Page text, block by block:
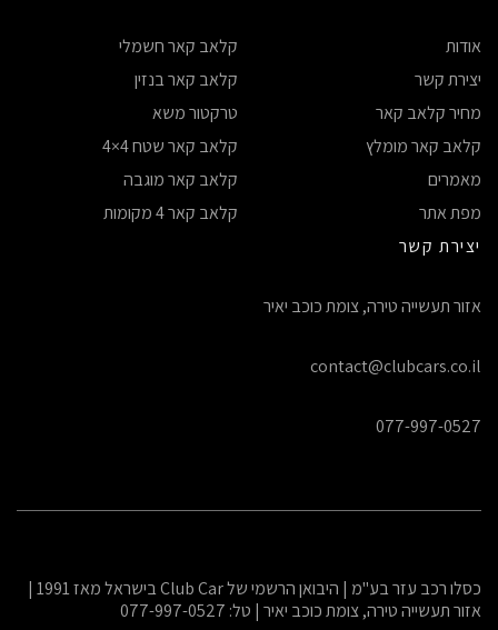
אודות
יצירת קשר
מחיר קלאב קאר
קלאב קאר מומלץ
מאמרים
מפת אתר
קלאב קאר חשמלי
קלאב קאר בנזין
טרקטור משא
קלאב קאר שטח 4×4
קלאב קאר מוגבה
קלאב קאר 4 מקומות
יצירת קשר
אזור תעשייה טירה, צומת כוכב יאיר
contact@clubcars.co.il
077-997-0527
כסלו רכב עזר בע"מ | היבואן הרשמי של Club Car בישראל מאז 1991 |
אזור תעשייה טירה, צומת כוכב יאיר | טל: 077-997-0527